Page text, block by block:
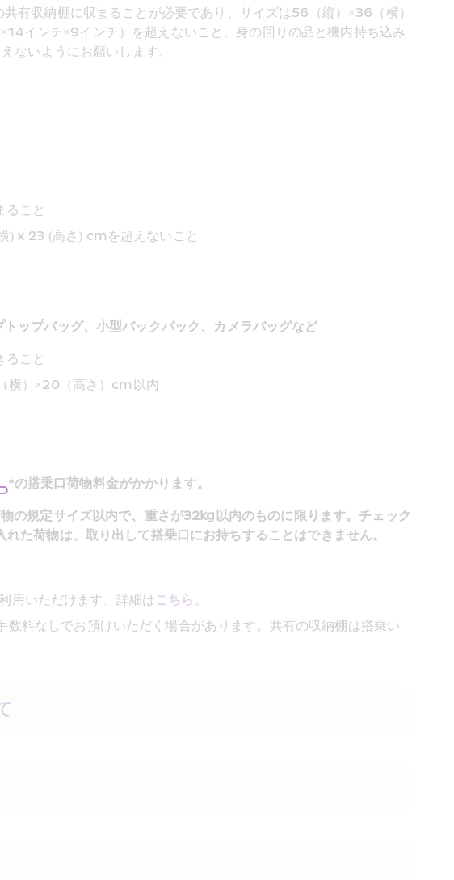
有収納棚に収まることが必要であり、サイズは56（縦）×36（横）
インチ×9インチ）を超えないこと。身の回りの品と機内持ち込み
ないようにお願いします。
ること
) x 23 (高さ) cmを超えないこと
ップバッグ、小型バックパック、カメラバッグなど
ること
横）×20（高さ）cm以内
搭乗口荷物料金がかかります。
の規定サイズ以内で、重さが32kg以内のものに限ります。チェック
た荷物は、取り出して搭乗口にお持ちすることはできません。
用いただけます。詳細は こちら 。
料なしでお預けいただく場合があります。共有の収納棚は搭乗い